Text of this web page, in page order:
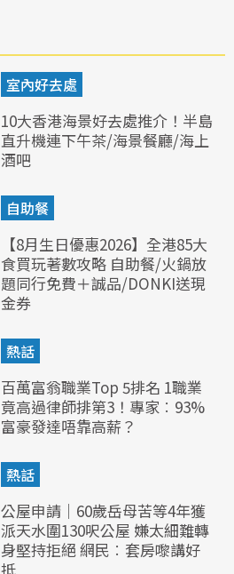
室內好去處
10大香港海景好去處推介！半島
直升機連下午茶/海景餐廳/海上
酒吧
自助餐
【8月生日優惠2026】全港85大
食買玩著數攻略 自助餐/火鍋放
題同行免費＋誠品/DONKI送現
金券
熱話
百萬富翁職業Top 5排名 1職業
竟高過律師排第3！專家︰93%
富豪發達唔靠高薪？
熱話
公屋申請｜60歲岳母苦等4年獲
派天水圍130呎公屋 嫌太細難轉
身堅持拒絕 網民︰套房嚟講好
抵